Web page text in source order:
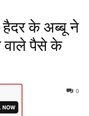
के अब्बू ने
वाले पैसे के
0